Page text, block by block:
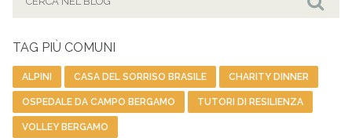
TAG PIÙ COMUNI
ALPINI CASA DEL SORRISO BRASILE CHARITY DINNER
OSPEDALE DA CAMPO BERGAMO TUTORI DI RESILIENZA
VOLLEY BERGAMO